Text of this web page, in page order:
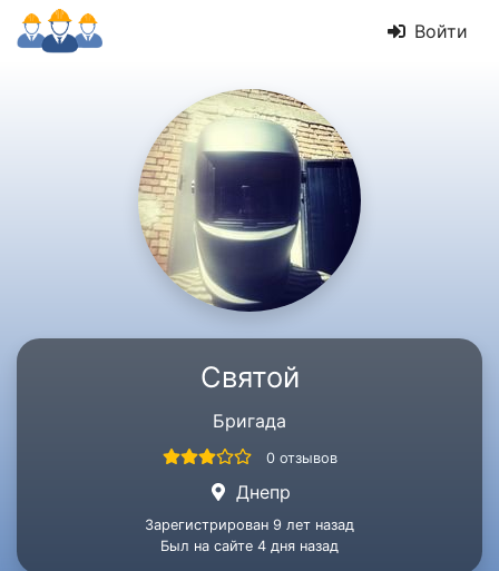
Войти
Святой
Бригада
0 отзывов
Днепр
Зарегистрирован 9 лет назад
Был на сайте 4 дня назад